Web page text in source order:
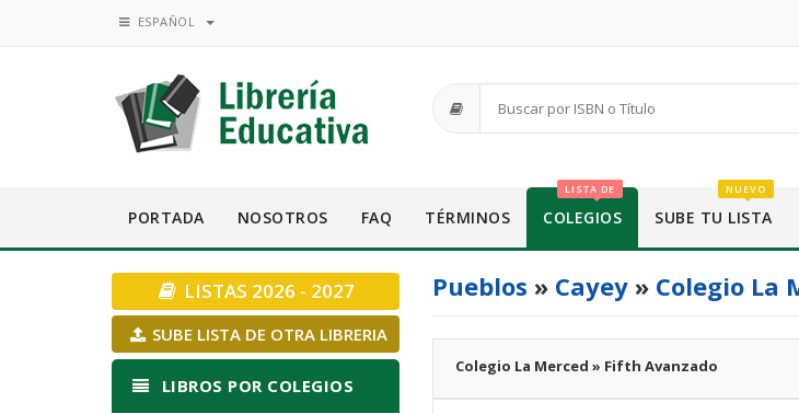
ESPAÑOL
PORTADA NOSOTROS FAQ TÉRMINOS COLEGIOS
LISTA DE
SUBE TU LISTA
NUEVO
LISTAS 2026 - 2027
SUBE LISTA DE OTRA LIBRERIA
LIBROS POR COLEGIOS
Pueblos » Cayey» Colegio La
Colegio La Merced » Fifth Avanzado